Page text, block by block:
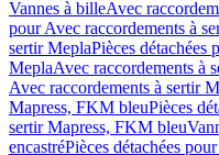
Vannes à billeAvec
pour Avec raccordements à
sertir MeplaPièces détachées
MeplaAvec raccordements à
Avec raccordements à sertir
Mapress, FKM bleuPièces
sertir Mapress, FKM bleu
encastréPièces détachées